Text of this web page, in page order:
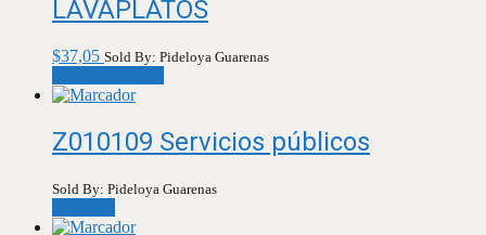
LAVAPLATOS
$37,05 Sold By: Pideloya Guarenas
Z010109 Servicios públicos
Sold By: Pideloya Guarenas